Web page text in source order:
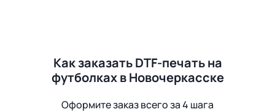
Как заказать DTF-печать на
футболках в Новочеркасске
Оформите заказ всего за 4 шага